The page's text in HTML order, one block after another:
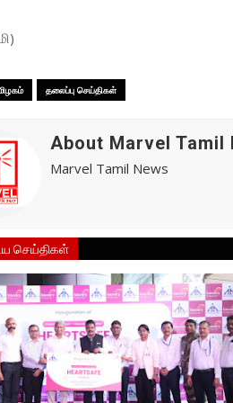
தலைப்பு செய்திகள்
About Marvel Tamil
Marvel Tamil News
செய்திகள்